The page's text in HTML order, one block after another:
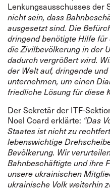
Lenkungsausschusses der
nicht sein, dass
ausgesetzt sind. Die
dringend benötigte Hilfe
die Zivilbevölkerung in der
dadurch vergrößert wird.
der Welt auf, dringende
unternehmen, um einen
friedliche Lösung für diese
Der Sekretär der ITF-
Noel Coard erklärte: “Das
Staates ist nicht zu
lebenswichtige
Bevölkerung. Wir
Bahnbeschäftigte und ihre
unsere ukrainischen
ukrainische Volk weiterhin